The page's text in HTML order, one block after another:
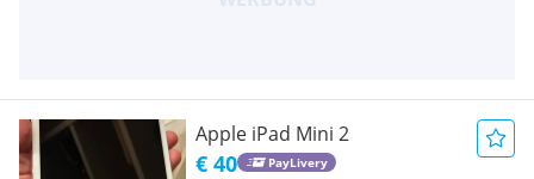
Apple iPad Mini 2
€ 40 PayLivery